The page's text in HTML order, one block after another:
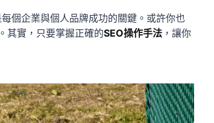
個企業與個人品牌成功的關鍵。或許你也
其實，只要掌握正確的SEO操作手法 ，讓你